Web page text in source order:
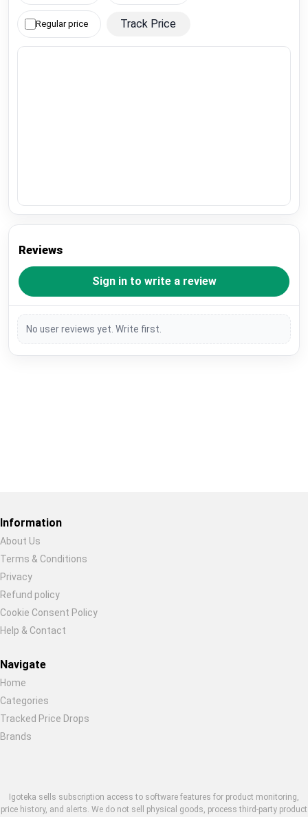
Regular price Track Price
Reviews
Sign in to write a review
No user reviews yet. Write first.
Information
About Us
Terms & Conditions
Privacy
Refund policy
Cookie Consent Policy
Help & Contact
Navigate
Home
Categories
Tracked Price Drops
Brands
Igoteka sells subscription access to software features for product monitoring,
price history, and alerts. We do not sell physical goods, process third-party product